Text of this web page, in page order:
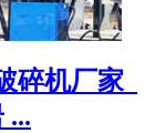
碎机厂家_
...